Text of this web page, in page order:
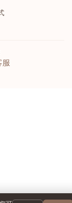
服